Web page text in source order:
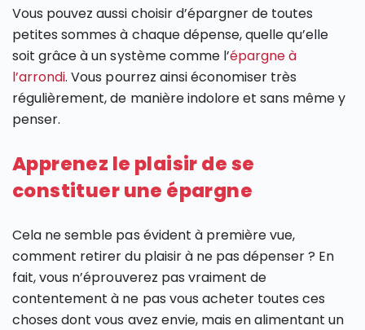
Vous pouvez aussi choisir d’épargner de toutes
petites sommes à chaque dépense, quelle qu’elle
soit grâce à un système comme l’épargne à
l’arrondi. Vous pourrez ainsi économiser très
régulièrement, de manière indolore et sans même y
penser.
Apprenez le plaisir de se
constituer une épargne
Cela ne semble pas évident à première vue,
comment retirer du plaisir à ne pas dépenser ? En
fait, vous n’éprouverez pas vraiment de
contentement à ne pas vous acheter toutes ces
choses dont vous avez envie, mais en alimentant un